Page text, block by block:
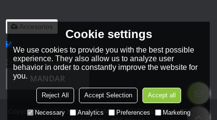
Accesorios
He leido y acepto los Términos y Condiciones de este servicio,
Términos y Condiciones
MANDAR
Copyright © 2026 HANHENT INTERNATIONAL CHINA CO., LTD.
Cookie settings
We use cookies to provide you with the best possible
experience. They also allow us to analyze user
behavior in order to constantly improve the website for
you.
Reject All Accept Selection Accept all
Necessary Analytics Preferences Marketing